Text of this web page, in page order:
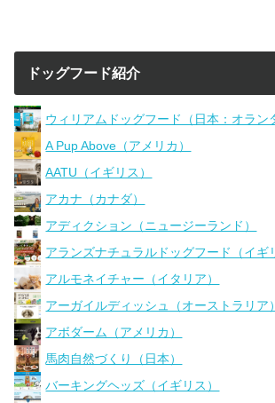
ドッグフード紹介
ウィリアムドッグフード（日本：オラン
A Pup Above（アメリカ）
AATU（イギリス）
アカナ（カナダ）
アディクション（ニュージーランド）
アランズナチュラルドッグフード（イギ
アルモネイチャー（イタリア）
アーガイルディッシュ（オーストラリア）
アボダーム（アメリカ）
馬肉自然づくり（日本）
バーキングヘッズ（イギリス）